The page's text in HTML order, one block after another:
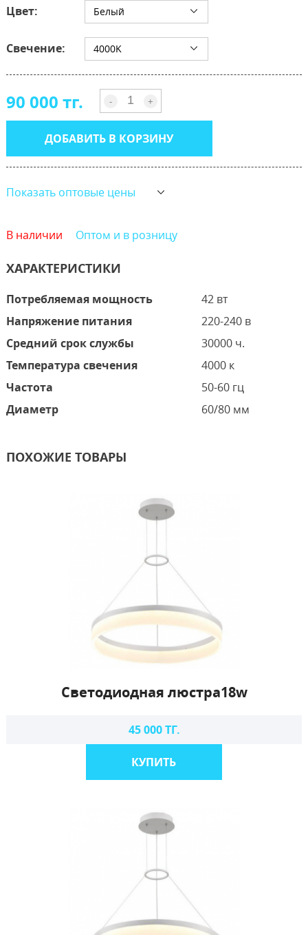
Цвет:
Белый
Свечение: 4000K
90 000 тг. - +
ДОБАВИТЬ В КОРЗИНУ
Показать оптовые цены
В наличии Оптом и в розницу
ХАРАКТЕРИСТИКИ
Потребляемая мощность
42 вт
Напряжение питания
220-240 в
Средний срок службы
30000 ч.
Температура свечения
4000 к
Частота
50-60 гц
Диаметр
60/80 мм
ПОХОЖИЕ ТОВАРЫ
Светодиодная люстра18w
45 000 ТГ.
КУПИТЬ